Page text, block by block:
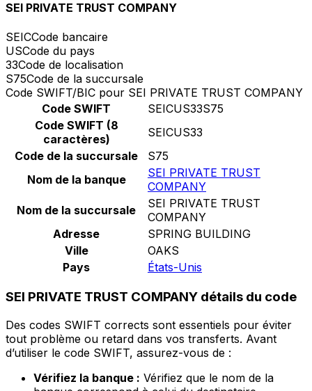
SEI PRIVATE TRUST COMPANY
SEICCode bancaire
USCode du pays
33Code de localisation
S75Code de la succursale
Code SWIFT/BIC pour SEI PRIVATE TRUST COMPANY
Code SWIFT
SEICUS33S75
Code SWIFT (8
caractères)
SEICUS33
Code de la succursale
S75
Nom de la banque
SEI PRIVATE TRUST
COMPANY
Nom de la succursale
SEI PRIVATE TRUST
COMPANY
Adresse
SPRING BUILDING
Ville
OAKS
Pays
États-Unis
SEI PRIVATE TRUST COMPANY détails du code
Des codes SWIFT corrects sont essentiels pour éviter
tout problème ou retard dans vos transferts. Avant
d’utiliser le code SWIFT, assurez-vous de :
Vérifiez la banque : Vérifiez que le nom de la